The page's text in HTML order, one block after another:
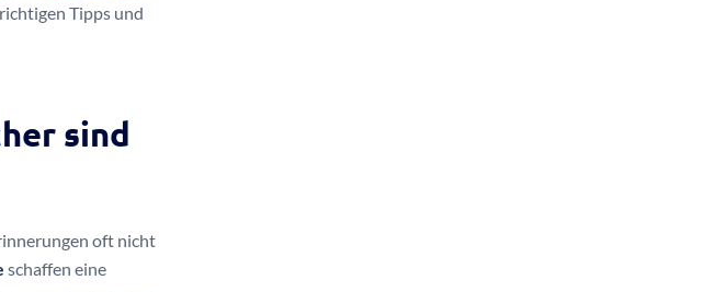
Tipps und
sind
oft nicht
schaffen eine